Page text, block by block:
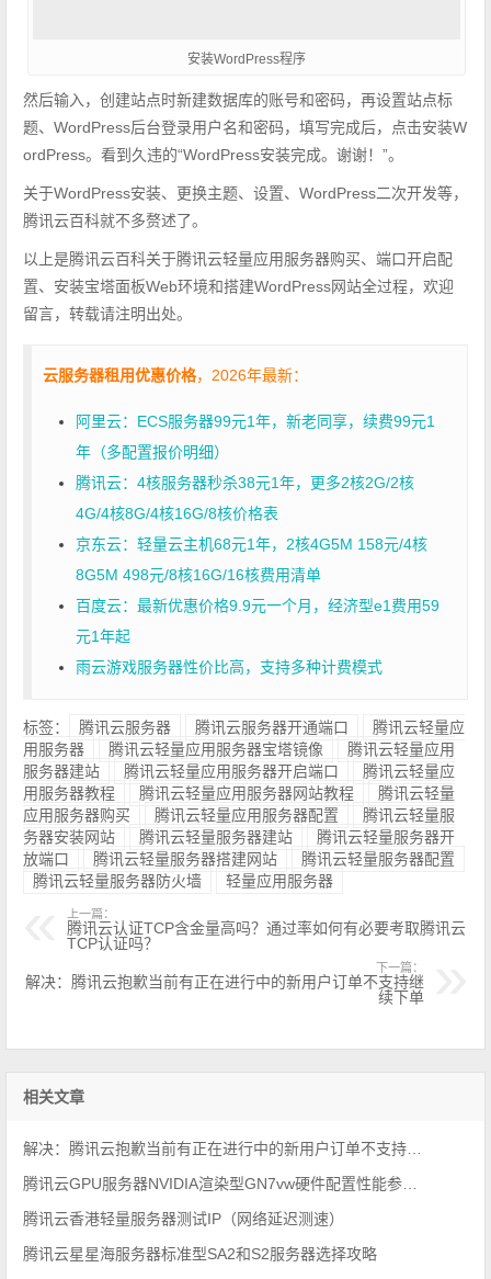
安装WordPress程序
​然后输入，创建站点时新建数据库的账号和密码，再设置站点标
题、WordPress后台登录用户名和密码，填写完成后，点击安装W
ordPress。看到久违的“WordPress安装完成。谢谢！”。
​关于WordPress安装、更换主题、设置、WordPress二次开发等，
腾讯云百科就不多赘述了。
以上是腾讯云百科关于腾讯云轻量应用服务器购买、端口开启配
置、安装宝塔面板Web环境和搭建WordPress网站全过程，欢迎
留言，转载请注明出处。
云服务器租用优惠价格，2026年最新：
阿里云：ECS服务器99元1年，新老同享，续费99元1
年（多配置报价明细）
腾讯云：4核服务器秒杀38元1年，更多2核2G/2核
4G/4核8G/4核16G/8核价格表
京东云：轻量云主机68元1年，2核4G5M 158元/4核
8G5M 498元/8核16G/16核费用清单
百度云：最新优惠价格9.9元一个月，经济型e1费用59
元1年起
雨云游戏服务器性价比高，支持多种计费模式
标签： 腾讯云服务器 腾讯云服务器开通端口
腾讯云轻量应
用服务器
腾讯云轻量应用服务器宝塔镜像
腾讯云轻量应用
服务器建站
腾讯云轻量应用服务器开启端口
腾讯云轻量应
用服务器教程
腾讯云轻量应用服务器网站教程
腾讯云轻量
应用服务器购买
腾讯云轻量应用服务器配置
腾讯云轻量服
务器安装网站
腾讯云轻量服务器建站
腾讯云轻量服务器开
放端口
腾讯云轻量服务器搭建网站
腾讯云轻量服务器配置
腾讯云轻量服务器防火墙
轻量应用服务器
上一篇：
腾讯云认证TCP含金量高吗？通过率如何有必要考取腾讯云
TCP认证吗？
下一篇：
解决：腾讯云抱歉当前有正在进行中的新用户订单不支持继
续下单
相关文章
解决：腾讯云抱歉当前有正在进行中的新用户订单不支持继续下单
腾讯云GPU服务器NVIDIA渲染型GN7vw硬件配置性能参数详解
腾讯云香港轻量服务器测试IP（网络延迟测速）
腾讯云星星海服务器标准型SA2和S2服务器选择攻略